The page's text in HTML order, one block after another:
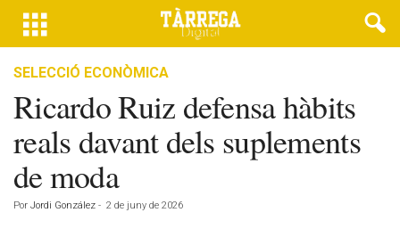
SELECCIÓ ECONÒMICA
Ricardo Ruiz defensa hàbits
reals davant dels suplements
de moda
Por Jordi González - 2 de juny de 2026